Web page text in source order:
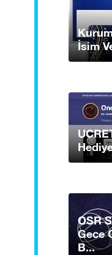
İsim
OSR
Gece
B...